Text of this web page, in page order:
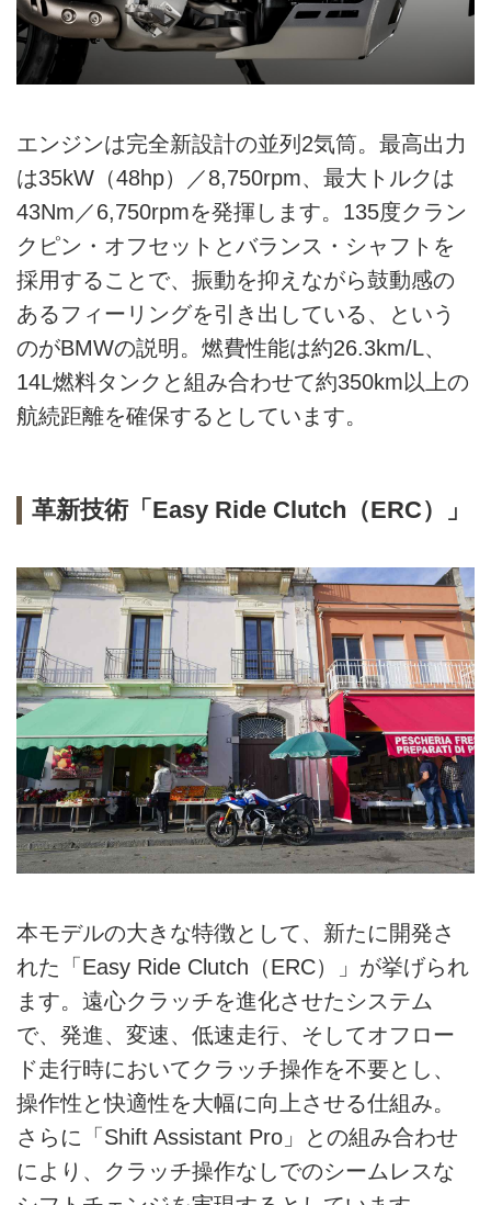
エンジンは完全新設計の並列2気筒。最高出力
は35kW（48hp）／8,750rpm、最大トルクは
43Nm／6,750rpmを発揮します。135度クラン
クピン・オフセットとバランス・シャフトを
採用することで、振動を抑えながら鼓動感の
あるフィーリングを引き出している、という
のがBMWの説明。燃費性能は約26.3km/L、
14L燃料タンクと組み合わせて約350km以上の
航続距離を確保するとしています。
革新技術「Easy Ride Clutch（ERC）」
本モデルの大きな特徴として、新たに開発さ
れた「Easy Ride Clutch（ERC）」が挙げられ
ます。遠心クラッチを進化させたシステム
で、発進、変速、低速走行、そしてオフロー
ド走行時においてクラッチ操作を不要とし、
操作性と快適性を大幅に向上させる仕組み。
さらに「Shift Assistant Pro」との組み合わせ
により、クラッチ操作なしでのシームレスな